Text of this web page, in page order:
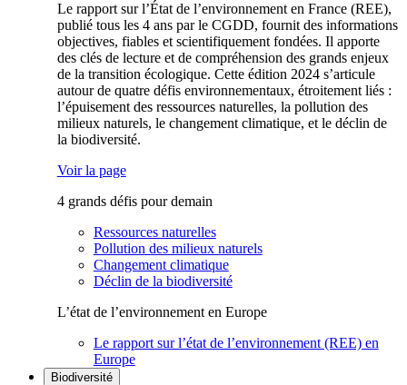
Le rapport sur l’État de l’environnement en France (REE),
publié tous les 4 ans par le CGDD, fournit des informations
objectives, fiables et scientifiquement fondées. Il apporte
des clés de lecture et de compréhension des grands enjeux
de la transition écologique. Cette édition 2024 s’articule
autour de quatre défis environnementaux, étroitement liés :
l’épuisement des ressources naturelles, la pollution des
milieux naturels, le changement climatique, et le déclin de
la biodiversité.
Voir la page
4 grands défis pour demain
Ressources naturelles
Pollution des milieux naturels
Changement climatique
Déclin de la biodiversité
L’état de l’environnement en Europe
Le rapport sur l’état de l’environnement (REE) en
Europe
Biodiversité